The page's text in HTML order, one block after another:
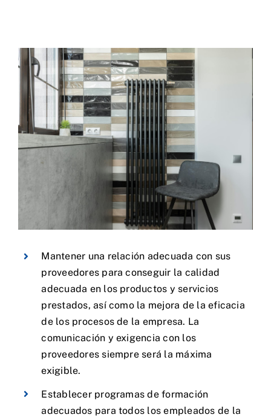
Mantener una relación adecuada con sus
proveedores para conseguir la calidad
adecuada en los productos y servicios
prestados, así como la mejora de la eficacia
de los procesos de la empresa. La
comunicación y exigencia con los
proveedores siempre será la máxima
exigible.
Establecer programas de formación
adecuados para todos los empleados de la